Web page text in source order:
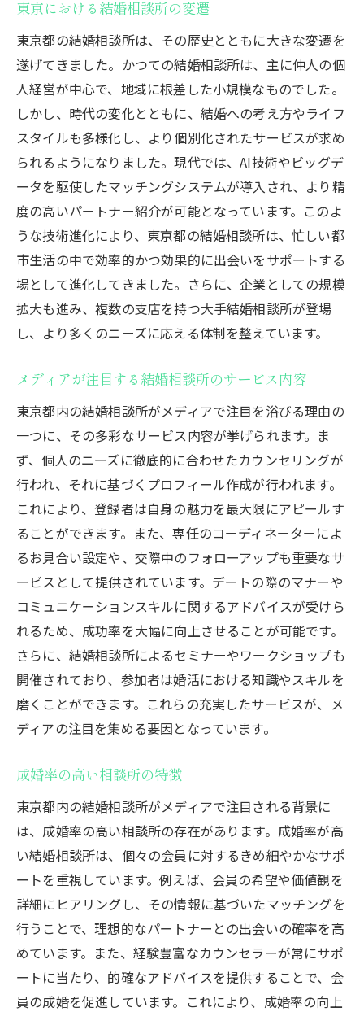
東京における結婚相談所の変遷
東京都の結婚相談所は、その歴史とともに大きな変遷を
遂げてきました。かつての結婚相談所は、主に仲人の個
人経営が中心で、地域に根差した小規模なものでした。
しかし、時代の変化とともに、結婚への考え方やライフ
スタイルも多様化し、より個別化されたサービスが求め
られるようになりました。現代では、AI技術やビッグデ
ータを駆使したマッチングシステムが導入され、より精
度の高いパートナー紹介が可能となっています。このよ
うな技術進化により、東京都の結婚相談所は、忙しい都
市生活の中で効率的かつ効果的に出会いをサポートする
場として進化してきました。さらに、企業としての規模
拡大も進み、複数の支店を持つ大手結婚相談所が登場
し、より多くのニーズに応える体制を整えています。
メディアが注目する結婚相談所のサービス内容
東京都内の結婚相談所がメディアで注目を浴びる理由の
一つに、その多彩なサービス内容が挙げられます。ま
ず、個人のニーズに徹底的に合わせたカウンセリングが
行われ、それに基づくプロフィール作成が行われます。
これにより、登録者は自身の魅力を最大限にアピールす
ることができます。また、専任のコーディネーターによ
るお見合い設定や、交際中のフォローアップも重要なサ
ービスとして提供されています。デートの際のマナーや
コミュニケーションスキルに関するアドバイスが受けら
れるため、成功率を大幅に向上させることが可能です。
さらに、結婚相談所によるセミナーやワークショップも
開催されており、参加者は婚活における知識やスキルを
磨くことができます。これらの充実したサービスが、メ
ディアの注目を集める要因となっています。
成婚率の高い相談所の特徴
東京都内の結婚相談所がメディアで注目される背景に
は、成婚率の高い相談所の存在があります。成婚率が高
い結婚相談所は、個々の会員に対するきめ細やかなサポ
ートを重視しています。例えば、会員の希望や価値観を
詳細にヒアリングし、その情報に基づいたマッチングを
行うことで、理想的なパートナーとの出会いの確率を高
めています。また、経験豊富なカウンセラーが常にサポ
ートに当たり、的確なアドバイスを提供することで、会
員の成婚を促進しています。これにより、成婚率の向上